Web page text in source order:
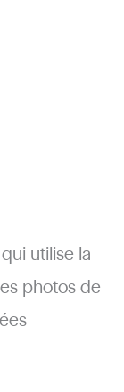
utilise la
photos de